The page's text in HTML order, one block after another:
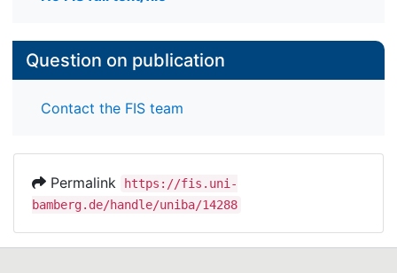
Question on publication
Contact the FIS team
Permalink
https://fis.uni-
bamberg.de/handle/uniba/14288